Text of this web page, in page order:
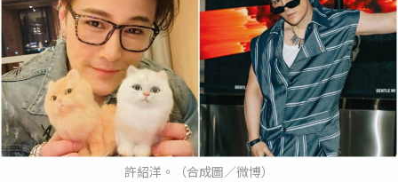
許紹洋。（合成圖／微博）